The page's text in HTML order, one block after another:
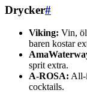
Drycker#
Viking: Vin,
baren kostar
sprit extra.
A-ROSA: All-
cocktails.